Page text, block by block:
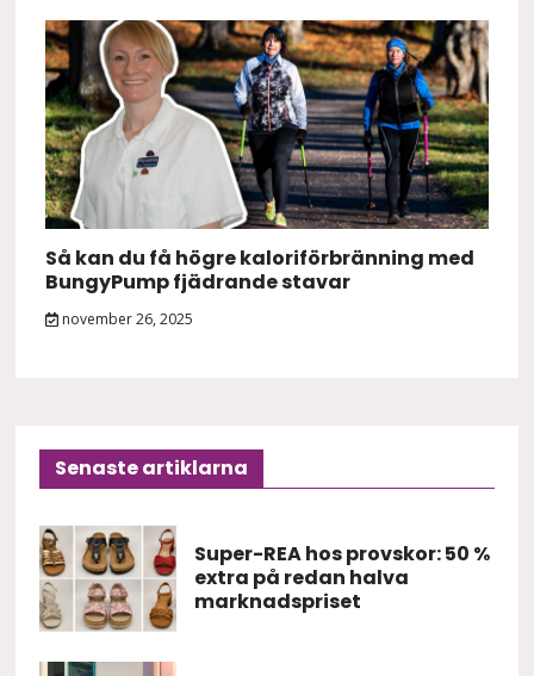
Så kan du få högre kaloriförbränning med
BungyPump fjädrande stavar
november 26, 2025
Senaste artiklarna
Super-REA hos provskor: 50 %
extra på redan halva
marknadspriset